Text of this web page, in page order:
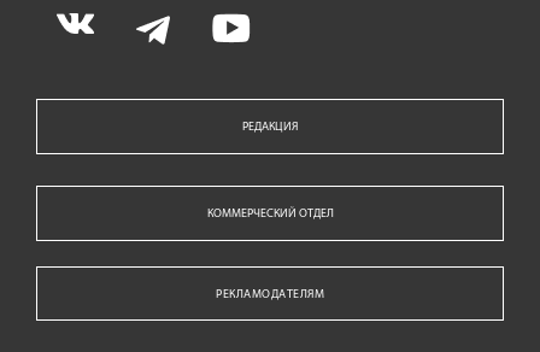
РЕДАКЦИЯ
КОММЕРЧЕСКИЙ ОТДЕЛ
РЕКЛАМОДАТЕЛЯМ